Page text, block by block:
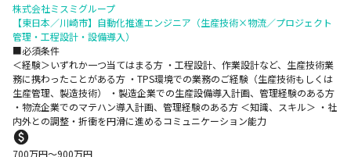
株式会社ミスミグループ
【東日本／川崎市】自動化推進エンジニア（生産技術×物流／プロジェクト
管理・工程設計・設備導入）
■必須条件
＜経験＞いずれか一つ当てはまる方 ・工程設計、作業設計など、生産技術業
務に携わったことがある方 ・TPS環境での業務のご経験（生産技術もしくは
生産管理、製造技術） ・製造企業での生産設備導入計画、管理経験のある方
・物流企業でのマテハン導入計画、管理経験のある方 ＜知識、スキル＞ ・社
内外との調整・折衝を円滑に進めるコミュニケーション能力
700万円〜900万円